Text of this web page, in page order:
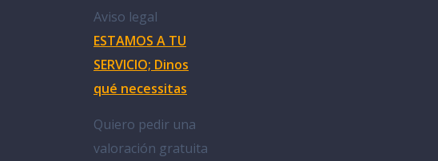
Aviso legal
ESTAMOS A TU
SERVICIO; Dinos
qué necessitas
Quiero pedir una
valoración gratuita